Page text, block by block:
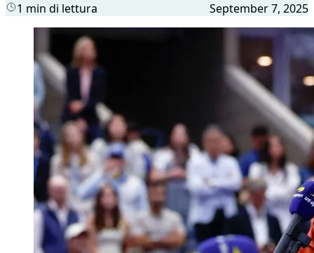
1 min di lettura September 7, 2025